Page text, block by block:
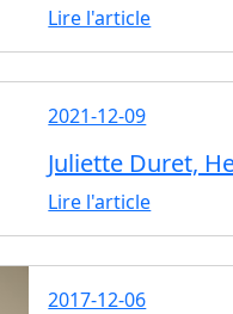
Lire l'article
2021-12-09
Juliette Duret,
Lire l'article
2017-12-06